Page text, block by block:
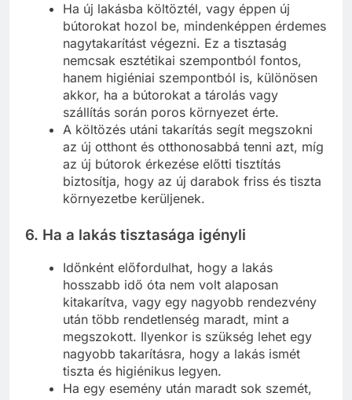
Ha új lakásba költöztél, vagy éppen új
bútorokat hozol be, mindenképpen érdemes
nagytakarítást végezni. Ez a tisztaság
nemcsak esztétikai szempontból fontos,
hanem higiéniai szempontból is, különösen
akkor, ha a bútorokat a tárolás vagy
szállítás során poros környezet érte.
A költözés utáni takarítás segít megszokni
az új otthont és otthonosabbá tenni azt, míg
az új bútorok érkezése előtti tisztítás
biztosítja, hogy az új darabok friss és tiszta
környezetbe kerüljenek.
6. Ha a lakás tisztasága igényli
Időnként előfordulhat, hogy a lakás
hosszabb idő óta nem volt alaposan
kitakarítva, vagy egy nagyobb rendezvény
után több rendetlenség maradt, mint a
megszokott. Ilyenkor is szükség lehet egy
nagyobb takarításra, hogy a lakás ismét
tiszta és higiénikus legyen.
Ha egy esemény után maradt sok szemét,